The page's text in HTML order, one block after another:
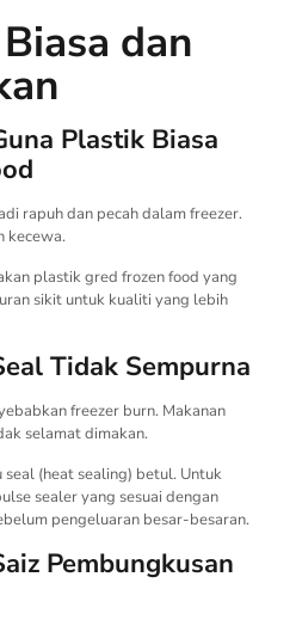
dan
Plastik Biasa
rapuh dan pecah dalam freezer.
kecewa.
plastik gred frozen food yang
sikit untuk kualiti yang lebih
Tidak Sempurna
freezer burn. Makanan
selamat dimakan.
seal (heat sealing) betul. Untuk
sealer yang sesuai dengan
pengeluaran besar-besaran.
Pembungkusan